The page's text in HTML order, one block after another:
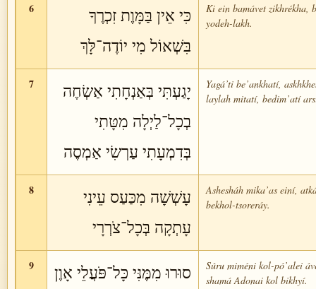
6
כִּי אֵין בַּמָּוֶת זִכְרֶךָ
בִּשְׁאוֹל מִי יוֹדֶה־לָּךְ
Ki ein bamávet zikhrékha,
yodeh-lakh.
7
יָגַעְתִּי בְּאַנְחָתִי אַשְׂחֶה
בְכָל־לַיְלָה מִטָּתִי
בְּדִמְעָתִי עַרְשִׂי אַמְסֶה
Yagá’ti be’ankhatí,
laylah mitatí, bedim’atí
8
עָשְׁשָׁה מִכַּעַס עֵינִי
עָתְקָה בְּכָל־צֹרְרָי
Ashesháh mika’as einí,
bekhol-tsoreráy.
9
סוּרוּ מִמֶּנִּי כָּל־פֹּעֲלֵי אָוֶן
Súru miméni kol-pó’alei
shamá Adonai kol bikhyí.